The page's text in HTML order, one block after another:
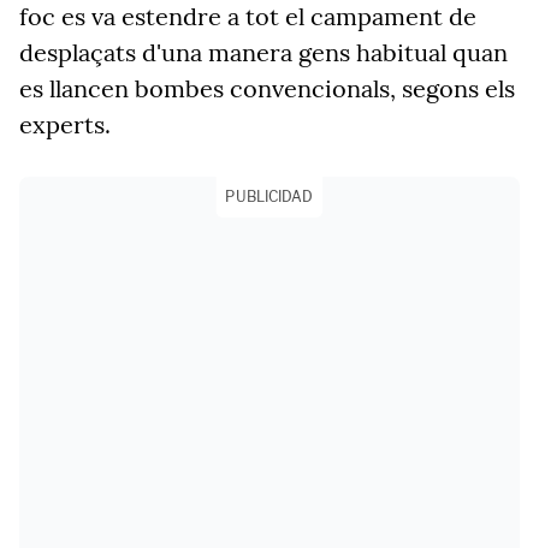
foc es va estendre a tot el campament de
desplaçats d'una manera gens habitual quan
es llancen bombes convencionals, segons els
experts.
PUBLICIDAD